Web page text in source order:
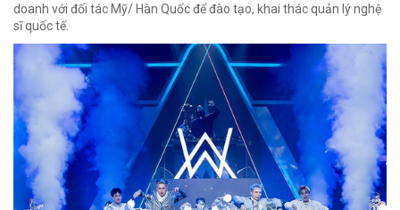
doanh với đối tác Mỹ/ Hàn Quốc để đào tạo, khai thác quản lý nghệ
sĩ quốc tế.